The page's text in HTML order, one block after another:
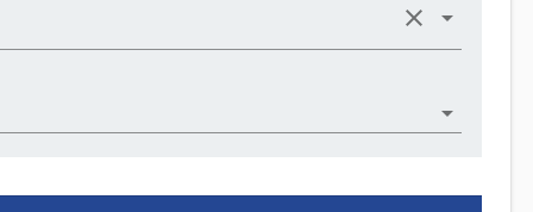
clear arrow_drop_down
arrow_drop_down